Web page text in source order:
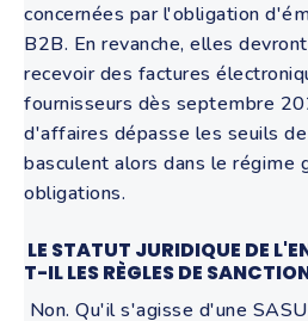
concernées par l'obligation
B2B. En revanche, elles
recevoir des factures
fournisseurs dès septembre
d'affaires dépasse les seuils
basculent alors dans le régime
obligations.
LE STATUT JURIDIQUE DE
T-IL LES RÈGLES DE
Non. Qu'il s'agisse d'une